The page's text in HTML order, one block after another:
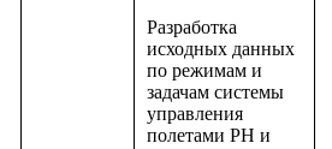
Разработка
исходных данных
по режимам и
задачам системы
управления
полетами РН и